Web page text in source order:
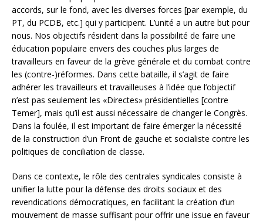
accords, sur le fond, avec les diverses forces [par exemple, du
PT, du PCDB, etc.] qui y participent. L’unité a un autre but pour
nous. Nos objectifs résident dans la possibilité de faire une
éducation populaire envers des couches plus larges de
travailleurs en faveur de la grève générale et du combat contre
les (contre-)réformes. Dans cette bataille, il s’agit de faire
adhérer les travailleurs et travailleuses à l’idée que l’objectif
n’est pas seulement les «Directes» présidentielles [contre
Temer], mais qu’il est aussi nécessaire de changer le Congrès.
Dans la foulée, il est important de faire émerger la nécessité
de la construction d’un Front de gauche et socialiste contre les
politiques de conciliation de classe.
Dans ce contexte, le rôle des centrales syndicales consiste à
unifier la lutte pour la défense des droits sociaux et des
revendications démocratiques, en facilitant la création d’un
mouvement de masse suffisant pour offrir une issue en faveur